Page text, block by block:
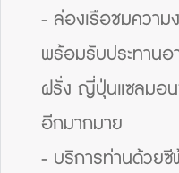
- ล่องเรือชมความ
พร้อมรับประทานอ
ฝรั่ง ญี่ปุ่นแซลมอน
อีกมากมาย
- บริการท่านด้วย